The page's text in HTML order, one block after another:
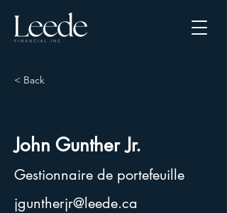
< Back
John Gunther Jr.
Gestionnaire de portefeuille
jguntherjr@leede.ca